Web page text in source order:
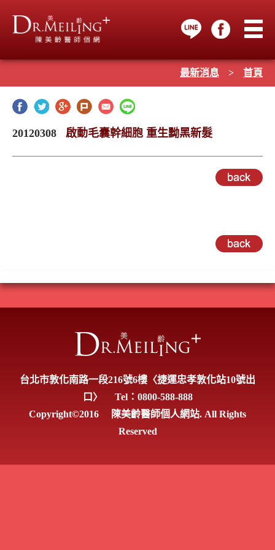
最新消息 > 首頁
20120308 啟動毛囊幹細胞 重生黝黑新髮
台北市敦化南路一段216號6樓〈捷運忠孝敦化站10號出
口〉
Tel：0800-588-888
Copyright©2016
陳美齡醫師個人網站. All Rights
Reserved